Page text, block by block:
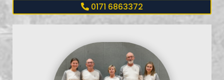
0171 6863372